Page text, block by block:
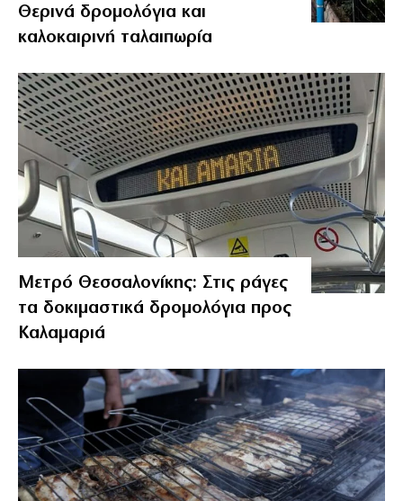
Θερινά δρομολόγια και
καλοκαιρινή ταλαιπωρία
Μετρό Θεσσαλονίκης: Στις ράγες
τα δοκιμαστικά δρομολόγια προς
Καλαμαριά